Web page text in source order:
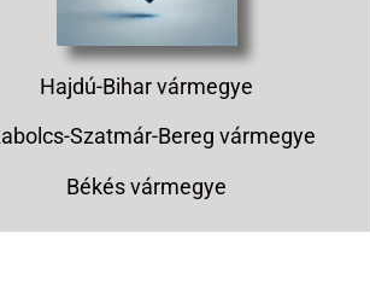
Hajdú-Bihar vármegye
Szatmár-Bereg vármegye
Békés vármegye